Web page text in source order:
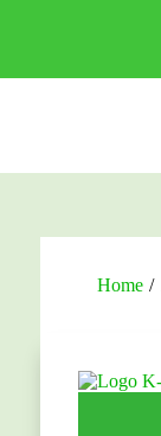
Home /